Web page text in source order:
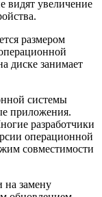
видят увеличение
размером
диске занимает
системы
приложения.
разработчики
операционной
совместимости
замену